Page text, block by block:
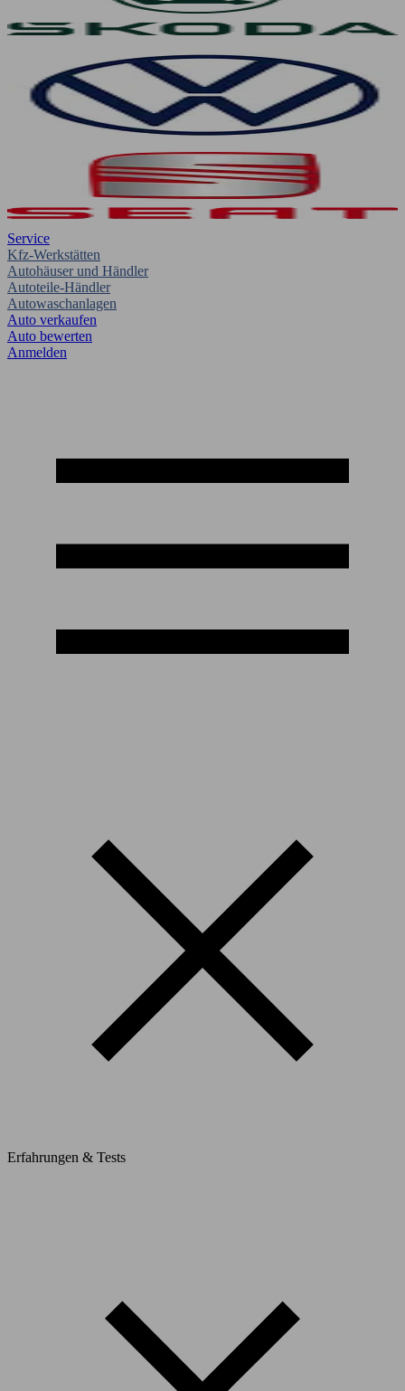
Service
Kfz-Werkstätten
Autohäuser und Händler
Autoteile-Händler
Autowaschanlagen
Auto verkaufen
Auto bewerten
Anmelden
Erfahrungen & Tests